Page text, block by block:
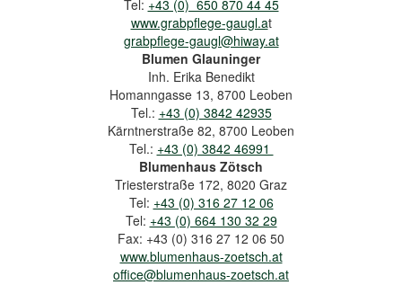
Tel: +43 (0) 650 870 44 45
www.grabpflege-gaugl.at
grabpflege-gaugl@hiway.at
Blumen Glauninger
Inh. Erika Benedikt
Homanngasse 13, 8700 Leoben
Tel.: +43 (0) 3842 42935
Kärntnerstraße 82, 8700 Leoben
Tel.: +43 (0) 3842 46991
Blumenhaus Zötsch
Triesterstraße 172, 8020 Graz
Tel: +43 (0) 316 27 12 06
Tel: +43 (0) 664 130 32 29
Fax: +43 (0) 316 27 12 06 50
www.blumenhaus-zoetsch.at
office@blumenhaus-zoetsch.at